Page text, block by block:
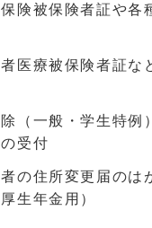
険被保険者証や各
医療被保険者証な
（一般・学生特例
受付
の住所変更届のは
生年金用）